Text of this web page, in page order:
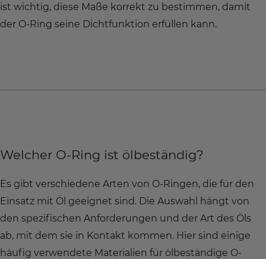
ist wichtig, diese Maße korrekt zu bestimmen, damit
der O-Ring seine Dichtfunktion erfüllen kann.
Welcher O-Ring ist ölbeständig?
Es gibt verschiedene Arten von O-Ringen, die für den
Einsatz mit Öl geeignet sind. Die Auswahl hängt von
den spezifischen Anforderungen und der Art des Öls
ab, mit dem sie in Kontakt kommen. Hier sind einige
häufig verwendete Materialien für ölbeständige O-